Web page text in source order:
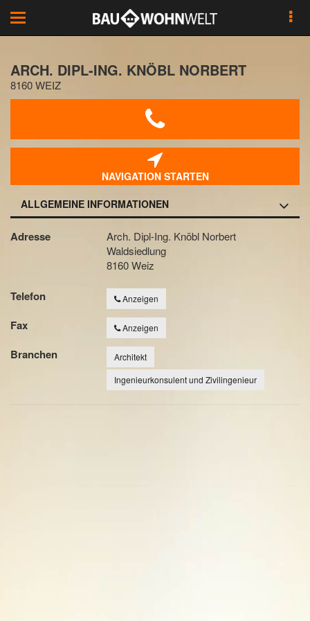
Toggle
navigation
ARCH. DIPL-ING. KNÖBL NORBERT
8160 WEIZ
NAVIGATION STARTEN
ALLGEMEINE INFORMATIONEN
Adresse
Arch. Dipl-Ing. Knöbl Norbert
Waldsiedlung
8160 Weiz
Telefon Anzeigen
Fax Anzeigen
Branchen
Architekt
Ingenieurkonsulent und Zivilingenieur